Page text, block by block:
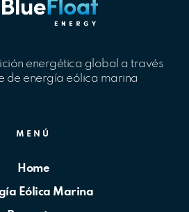
energética global a través
de energía eólica marina
MENÚ
Home
Eólica Marina